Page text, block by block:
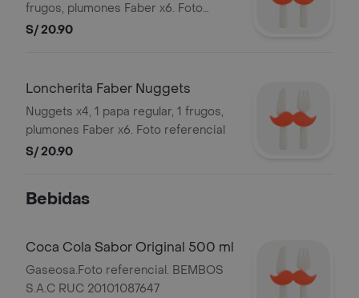
frugos, plumones Faber x6. Foto
referencial
S/ 20.90
Loncherita Faber Nuggets
Nuggets x4, 1 papa regular, 1 frugos,
plumones Faber x6. Foto referencial
S/ 20.90
Bebidas
Coca Cola Sabor Original 500 ml
Gaseosa.Foto referencial. BEMBOS
S.A.C RUC 20101087647